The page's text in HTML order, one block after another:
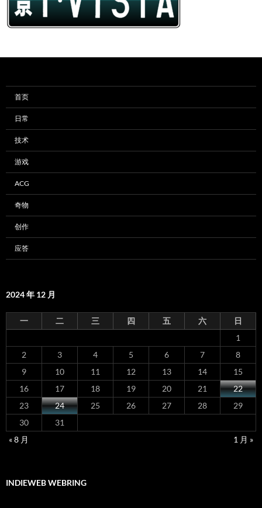
首页
日常
技术
游戏
ACG
奇物
创作
应答
2024 年 12 月
一 二 三 四 五 六
日
1
2
3 4 5 6 7
8
9
10 11 12 13 14
15
16
17 18 19 20 21
22
23
24 25 26 27 28
29
30
31
« 8 月
1 月 »
INDIEWEB WEBRING